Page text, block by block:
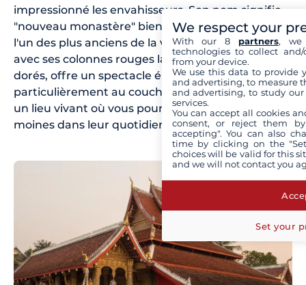
impressionné les envahisseurs. Son nom signifie
"nouveau monastère" bien qu'il soit aujourd'hui
l'un des plus anciens de la ville. La galerie externe,
avec ses colonnes rouges laquées et ses motifs
dorés, offre un spectacle éblouissant,
particulièrement au coucher du soleil. C'est aussi
un lieu vivant où vous pourrez observer les
moines dans leur quotidien.
We respect your
With our 8 partners, we
technologies to collect
from your device.
We use this data to provide
and advertising, to measure
and advertising, to study
services.
You can accept all cookies
consent, or reject them
accepting". You can also
time by clicking on the
choices will be valid for this
and we will not contact you
Set your